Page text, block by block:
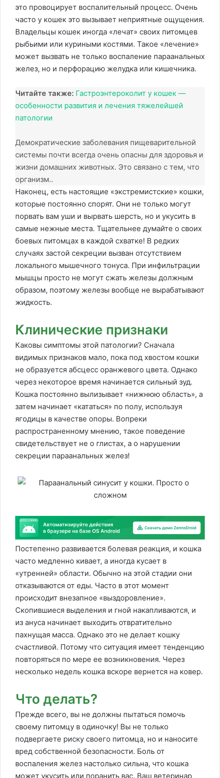
это провоцирует воспалительный процесс. Очень
часто у кошек это вызывает неприятные ощущения.
Владельцы кошек иногда «лечат» своих питомцев
рыбьими или куриными костями. Такое «лечение»
может вызвать не только воспаление параанальных
желез, но и перфорацию желудка или кишечника.
Читайте также: Гастроэнтероколит у кошек —
особенности развития и лечения тяжелейшей
патологии
Демократические заболевания пищеварительной
системы почти всегда очень опасны для здоровья и
жизни домашних животных. Это связано с тем, что
организм..
Наконец, есть настоящие «экстремистские» кошки,
которые постоянно спорят. Они не только могут
порвать вам уши и вырвать шерсть, но и укусить в
самые нежные места. Тщательнее думайте о своих
боевых питомцах в каждой схватке! В редких
случаях застой секреции вызван отсутствием
локального мышечного тонуса. При инфильтрации
мышцы просто не могут сжать железы должным
образом, поэтому железы вообще не вырабатывают
жидкость.
Клинические признаки
Каковы симптомы этой патологии? Сначала
видимых признаков мало, пока под хвостом кошки
не образуется абсцесс оранжевого цвета. Однако
через некоторое время начинается сильный зуд.
Кошка постоянно вылизывает «нижнюю область», а
затем начинает «кататься» по полу, используя
ягодицы в качестве опоры. Вопреки
распространенному мнению, такое поведение
свидетельствует не о глистах, а о нарушении
секреции параанальных желез!
Постепенно развивается болевая реакция, и кошка
часто медленно кивает, а иногда кусает в
«утренней» области. Обычно на этой стадии они
отказываются от еды. Часто в этот момент
происходит внезапное «выздоровление».
Скопившиеся выделения и гной накапливаются, и
из ануса начинает выходить отвратительно
пахнущая масса. Однако это не делает кошку
счастливой. Потому что ситуация имеет тенденцию
повторяться по мере ее возникновения. Через
несколько недель кошка вскоре вернется на ковер.
Что делать?
Прежде всего, вы не должны пытаться помочь
своему питомцу в одиночку! Вы не только
подвергаете риску своего питомца, но и наносите
вред собственной безопасности. Боль от
воспаления желез настолько сильна, что кошка
может укусить или поранить вас. Ваш ветеринар